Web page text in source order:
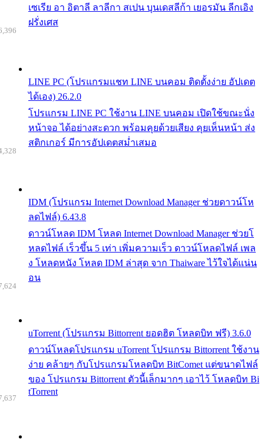
เซเรีย อา อิตาลี ลาลีกา สเปน บุนเดสลีก้า เยอรมัน ลีกเอิง
ฝรั่งเศส
LINE PC (โปรแกรมแชท LINE บนคอม ติดตั้งง่าย อัปเดต
ได้เอง) 26.2.0
โปรแกรม LINE PC ใช้งาน LINE บนคอม เปิดใช้ขณะนั่ง
หน้าจอ ได้อย่างสะดวก พร้อมคุยด้วยเสียง คุยเห็นหน้า ส่ง
สติกเกอร์ มีการอัปเดตสม่ำเสมอ
IDM (โปรแกรม Internet Download Manager ช่วยดาวน์โห
ลดไฟล์) 6.43.8
ดาวน์โหลด IDM โหลด Internet Download Manager ช่วยโ
หลดไฟล์ เร็วขึ้น 5 เท่า เพิ่มความเร็ว ดาวน์โหลดไฟล์ เพล
ง โหลดหนัง โหลด IDM ล่าสุด จาก Thaiware ไว้ใจได้แน่น
อน
uTorrent (โปรแกรม Bittorrent ยอดฮิต โหลดบิท ฟรี) 3.6.0
ดาวน์โหลดโปรแกรม uTorrent โปรแกรม Bittorrent ใช้งาน
ง่าย คล้ายๆ กับโปรแกรมโหลดบิท BitComet แต่ขนาดไฟล์
ของ โปรแกรม Bittorrent ตัวนี้เล็กมากๆ เอาไว้ โหลดบิท Bi
tTorrent